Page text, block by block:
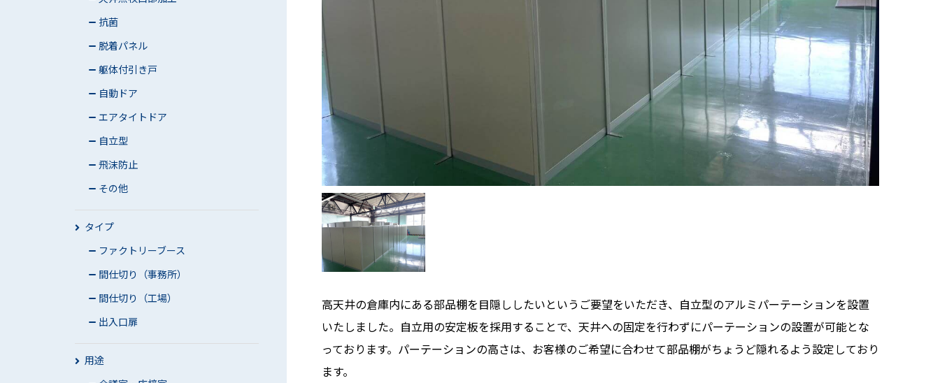
抗菌
脱着パネル
躯体付引き戸
自動ドア
エアタイトドア
自立型
飛沫防止
その他
タイプ
ファクトリーブース
間仕切り（事務所）
間仕切り（工場）
出入口扉
用途
高天井の倉庫内にある部品棚を目隠ししたいというご要望をいただき、自立型のアルミパーテーションを設置
いたしました。自立用の安定板を採用することで、天井への固定を行わずにパーテーションの設置が可能とな
っております。パーテーションの高さは、お客様のご希望に合わせて部品棚がちょうど隠れるよう設定しており
ます。